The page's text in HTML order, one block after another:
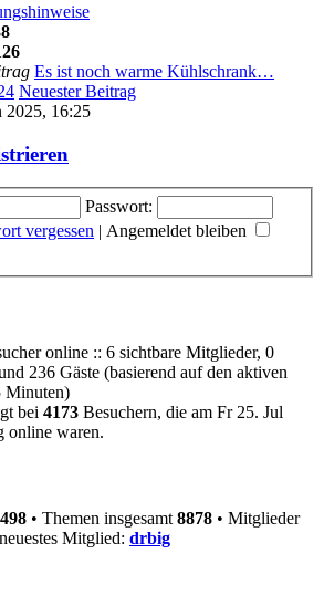
Es ist noch warme Kühlschrank…
Neuester Beitrag
2025, 16:25
Passwort:
vergessen | Angemeldet bleiben
online :: 6 sichtbare Mitglieder, 0
236 Gäste (basierend auf den aktiven
Minuten)
bei 4173 Besuchern, die am Fr 25. Jul
online waren.
• Themen insgesamt 8878 • Mitglieder
Mitglied: drbig